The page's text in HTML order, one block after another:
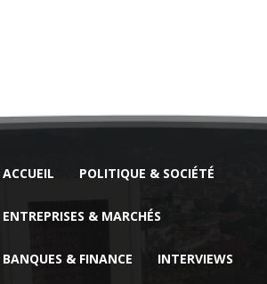
ACCUEIL POLITIQUE & SOCIÉTÉ
ENTREPRISES & MARCHÉS
BANQUES & FINANCE INTERVIEWS